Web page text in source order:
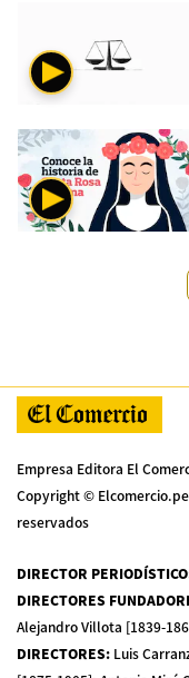
Empresa Editora El
Copyright ©
reservados
DIRECTOR PERIODÍSTICO
DIRECTORES
Alejandro Villota [1839-
DIRECTORES: Luis